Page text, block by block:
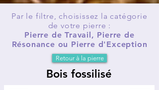
Par le filtre, choisissez la catégorie
de votre pierre :
Pierre de Travail, Pierre de
Résonance ou Pierre d'Exception
Retour à la pierre
Bois fossilisé